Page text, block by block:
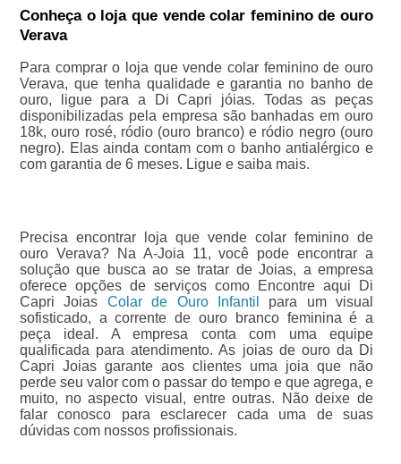
Conheça o loja que vende colar feminino de ouro
Verava
Para comprar o loja que vende colar feminino de ouro
Verava, que tenha qualidade e garantia no banho de
ouro, ligue para a Di Capri jóias. Todas as peças
disponibilizadas pela empresa são banhadas em ouro
18k, ouro rosé, ródio (ouro branco) e ródio negro (ouro
negro). Elas ainda contam com o banho antialérgico e
com garantia de 6 meses. Ligue e saiba mais.
Precisa encontrar loja que vende colar feminino de
ouro Verava? Na A-Joia 11, você pode encontrar a
solução que busca ao se tratar de Joias, a empresa
oferece opções de serviços como Encontre aqui Di
Capri Joias Colar de Ouro Infantil
para um visual
sofisticado, a corrente de ouro branco feminina é a
peça ideal. A empresa conta com uma equipe
qualificada para atendimento. As joias de ouro da Di
Capri Joias garante aos clientes uma joia que não
perde seu valor com o passar do tempo e que agrega, e
muito, no aspecto visual, entre outras. Não deixe de
falar conosco para esclarecer cada uma de suas
dúvidas com nossos profissionais.